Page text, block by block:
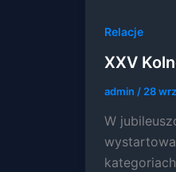
Relacje
XXV
admin / 28
W